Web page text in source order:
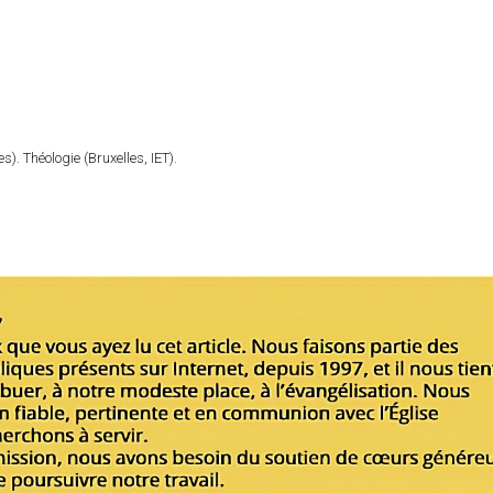
Théologie (Bruxelles, IET).